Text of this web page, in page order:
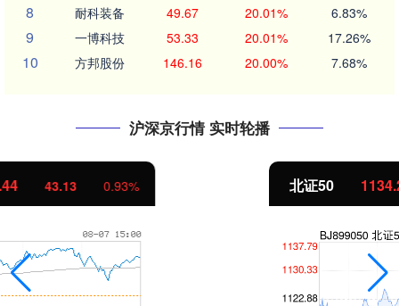
8 耐科装备 49.67 20.01% 6.83%
9 一博科技 53.33 20.01% 17.26%
10 方邦股份 146.16 20.00% 7.68%
沪深京行情 实时轮播
北证50 1.01%